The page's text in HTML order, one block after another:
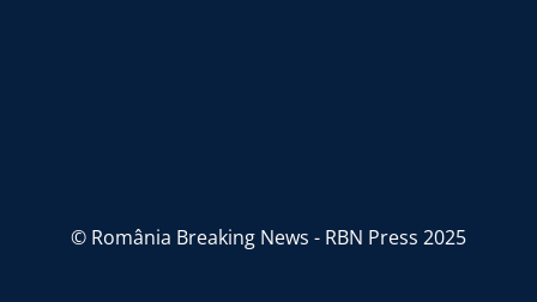
© România Breaking News - RBN Press 2025